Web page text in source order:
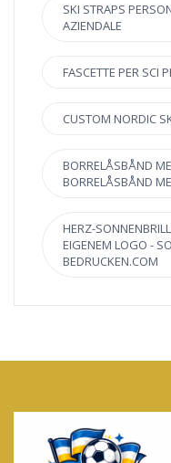
SKI STRAPS
AZIENDALE
FASCETTE PER SCI
CUSTOM NORDIC
BORRELÅSBÅND
BORRELÅSBÅND
HERZ-
EIGENEM LOGO -
BEDRUCKEN.COM